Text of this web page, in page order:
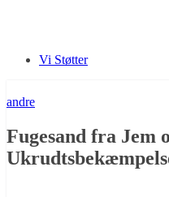
Vi Støtter
andre
Fugesand fra Jem